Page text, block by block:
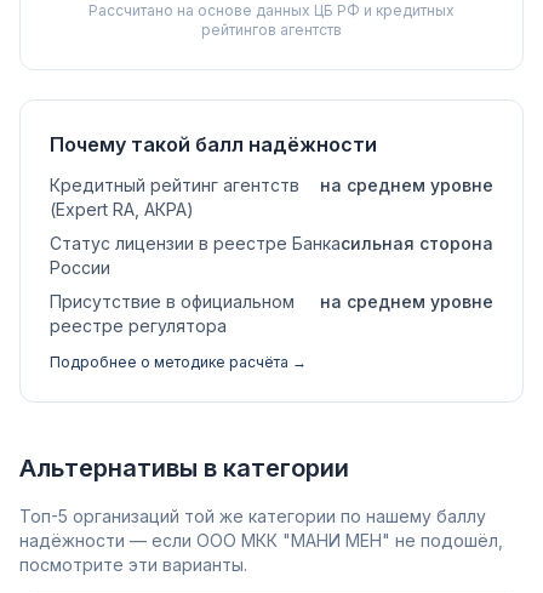
Рассчитано на основе данных ЦБ РФ и кредитных
рейтингов агентств
Почему такой балл надёжности
Кредитный рейтинг агентств
(Expert RA, АКРА)
на среднем уровне
Статус лицензии в реестре Банка
России
сильная сторона
Присутствие в официальном
реестре регулятора
на среднем уровне
Подробнее о методике расчёта →
Альтернативы в категории
Топ-5 организаций той же категории по нашему баллу
надёжности — если ООО МКК "МАНИ МЕН" не подошёл,
посмотрите эти варианты.